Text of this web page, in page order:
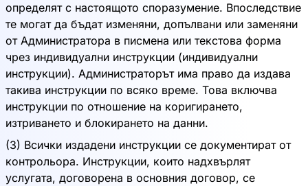
определят с настоящото споразумение. Впоследствие
те могат да бъдат изменяни, допълвани или заменяни
от Администратора в писмена или текстова форма
чрез индивидуални инструкции (индивидуални
инструкции). Администраторът има право да издава
такива инструкции по всяко време. Това включва
инструкции по отношение на коригирането,
изтриването и блокирането на данни.
(3) Всички издадени инструкции се документират от
контрольора. Инструкции, които надхвърлят
услугата, договорена в основния договор, се